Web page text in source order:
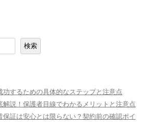
検索
功するための具体的なステップと注意点
解説！保護者目線でわかるメリットと注意点
保証は安心とは限らない？契約前の確認ポイ